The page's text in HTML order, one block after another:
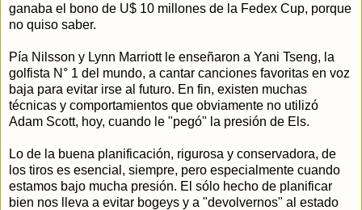
ganaba el bono de U$ 10 millones de la Fedex Cup, porque
no quiso saber.
Pía Nilsson y Lynn Marriott le enseñaron a Yani Tseng, la
golfista N° 1 del mundo, a cantar canciones favoritas en voz
baja para evitar irse al futuro. En fin, existen muchas
técnicas y comportamientos que obviamente no utilizó
Adam Scott, hoy, cuando le "pegó" la presión de Els.
Lo de la buena planificación, rigurosa y conservadora, de
los tiros es esencial, siempre, pero especialmente cuando
estamos bajo mucha presión. El sólo hecho de planificar
bien nos lleva a evitar bogeys y a "devolvernos" al estado